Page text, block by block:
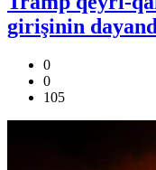
girişinin
0
0
105